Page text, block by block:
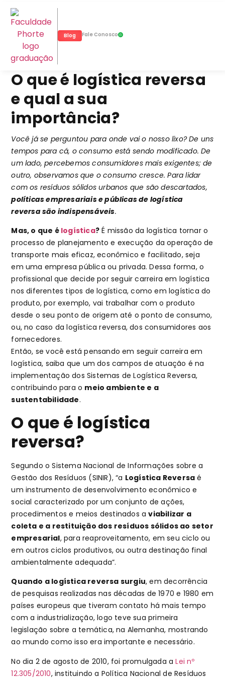
Blog Fale Conosco
O que é logística reversa
e qual a sua
importância?
Você já se perguntou para onde vai o nosso lixo? De uns
tempos para cá, o consumo está sendo modificado. De
um lado, percebemos consumidores mais exigentes; de
outro, observamos que o consumo cresce. Para lidar
com os resíduos sólidos urbanos que são descartados,
políticas empresariais e públicas de logística
reversa são indispensáveis.
Mas, o que é logística? É missão da logística tornar o
processo de planejamento e execução da operação de
transporte mais eficaz, econômico e facilitado, seja
em uma empresa pública ou privada. Dessa forma, o
profissional que decide por seguir carreira em logística
nos diferentes tipos de logística, como em logística do
produto, por exemplo, vai trabalhar com o produto
desde o seu ponto de origem até o ponto de consumo,
ou, no caso da logística reversa, dos consumidores aos
fornecedores.
Então, se você está pensando em seguir carreira em
logística, saiba que um dos campos de atuação é na
implementação dos Sistemas de Logística Reversa,
contribuindo para o meio ambiente e a
sustentabilidade.
O que é logística
reversa?
Segundo o Sistema Nacional de Informações sobre a
Gestão dos Resíduos (SINIR), “a Logística Reversa é
um instrumento de desenvolvimento econômico e
social caracterizado por um conjunto de ações,
procedimentos e meios destinados aviabilizar a
coleta e a restituição dos resíduos sólidos ao setor
empresarial, para reaproveitamento, em seu ciclo ou
em outros ciclos produtivos, ou outra destinação final
ambientalmente adequada”.
Quando a logística reversa surgiu, em decorrência
de pesquisas realizadas nas décadas de 1970 e 1980 em
países europeus que tiveram contato há mais tempo
com a industrialização, logo teve sua primeira
legislação sobre a temática, na Alemanha, mostrando
ao mundo como isso era importante e necessário.
No dia 2 de agosto de 2010, foi promulgada aLei nº
12.305/2010, instituindo a Política Nacional de Resíduos